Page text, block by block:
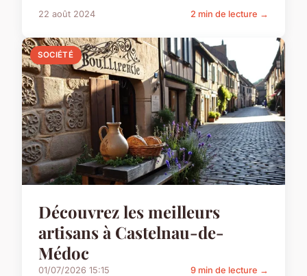
22 août 2024 2 min de lecture →
SOCIÉTÉ
Découvrez les meilleurs
artisans à Castelnau-de-
Médoc
01/07/2026 15:15 9 min de lecture →